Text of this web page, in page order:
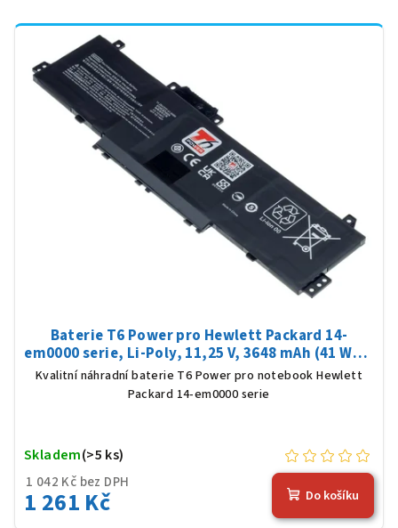
Baterie T6 Power pro Hewlett Packard 14-
em0000 serie, Li-Poly, 11,25 V, 3648 mAh (41 Wh),
černá
Kvalitní náhradní baterie T6 Power pro notebook Hewlett
Packard 14-em0000 serie
1 042 Kč bez DPH
1 261 Kč
Skladem(>5 ks)
Do košíku